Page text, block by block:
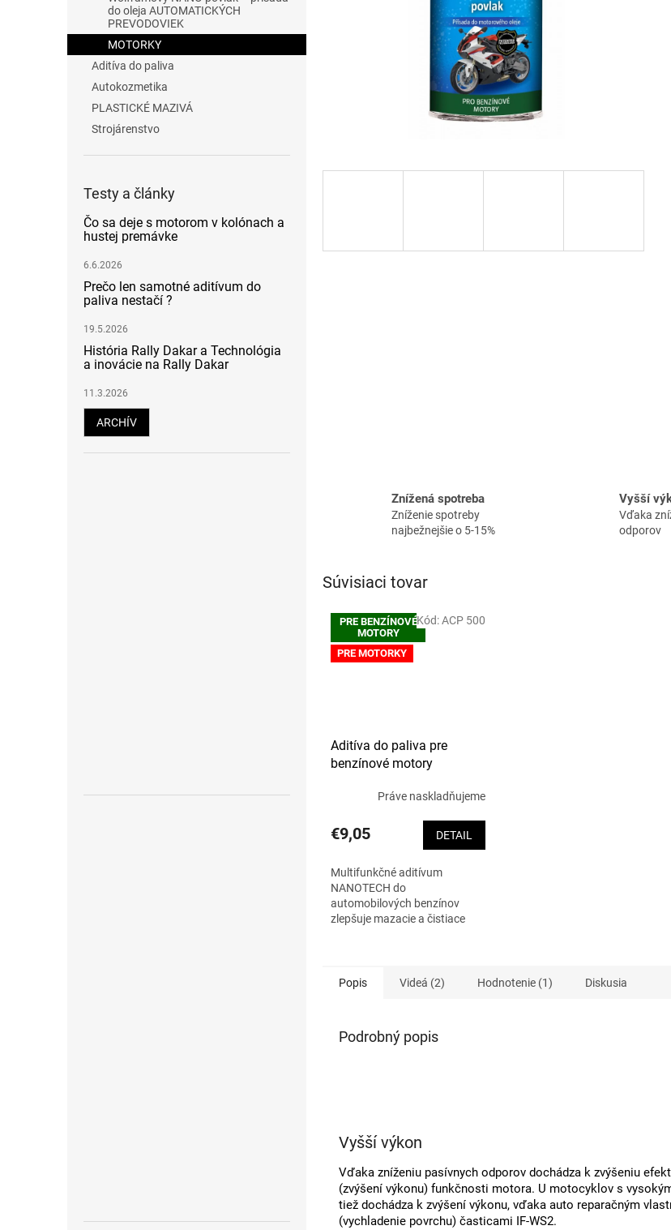
do oleja AUTOMATICKÝCH
PREVODOVIEK
MOTORKY
Aditíva do paliva
Autokozmetika
PLASTICKÉ MAZIVÁ
Strojárenstvo
Testy a články
Čo sa deje s motorom v kolónach a
hustej premávke
6.6.2026
Prečo len samotné aditívum do
paliva nestačí ?
19.5.2026
História Rally Dakar a Technológia
a inovácie na Rally Dakar
11.3.2026
ARCHÍV
Znížená spotreba
Zníženie spotreby
najbežnejšie o 5-15%
Vyšší
Vďaka
odporov
Súvisiaci tovar
PRE BENZÍNOVÉ
MOTORY
PRE MOTORKY
Aditíva do paliva pre
benzínové motory
Práve naskladňujeme
€9,05 DETAIL
Multifunkčné aditívum
NANOTECH do
automobilových benzínov
zlepšuje mazacie a čistiace
biozložiek. Vďaka...
Kód:ACP 500
Popis Videá (2) Hodnotenie (1) Diskusia
Podrobný popis
Vyšší výkon
Vďaka zníženiu pasívnych odporov dochádza k zvýšeniu
(zvýšení výkonu) funkčnosti motora. U motocyklov s
tiež dochádza k zvýšení výkonu, vďaka auto reparačným
(vychladenie povrchu) časticami IF-WS2.